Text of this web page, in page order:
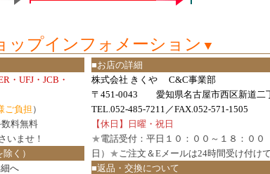
ップインフォメーション ▼
・UFJ・JCB・
ご負担 ）
料無料
いませ！
く）
へ
■お店の詳細
株式会社 きくや C&C事業部
〒451-0043 愛知県名古屋市西区新道二
TEL.052-485-7211／FAX.052-571-1505
【休日】日曜・祝日
★電話受付：平日１０：００～１８：００
日） ★ご注文＆Eメールは24時間受け付け
■返品・交換について